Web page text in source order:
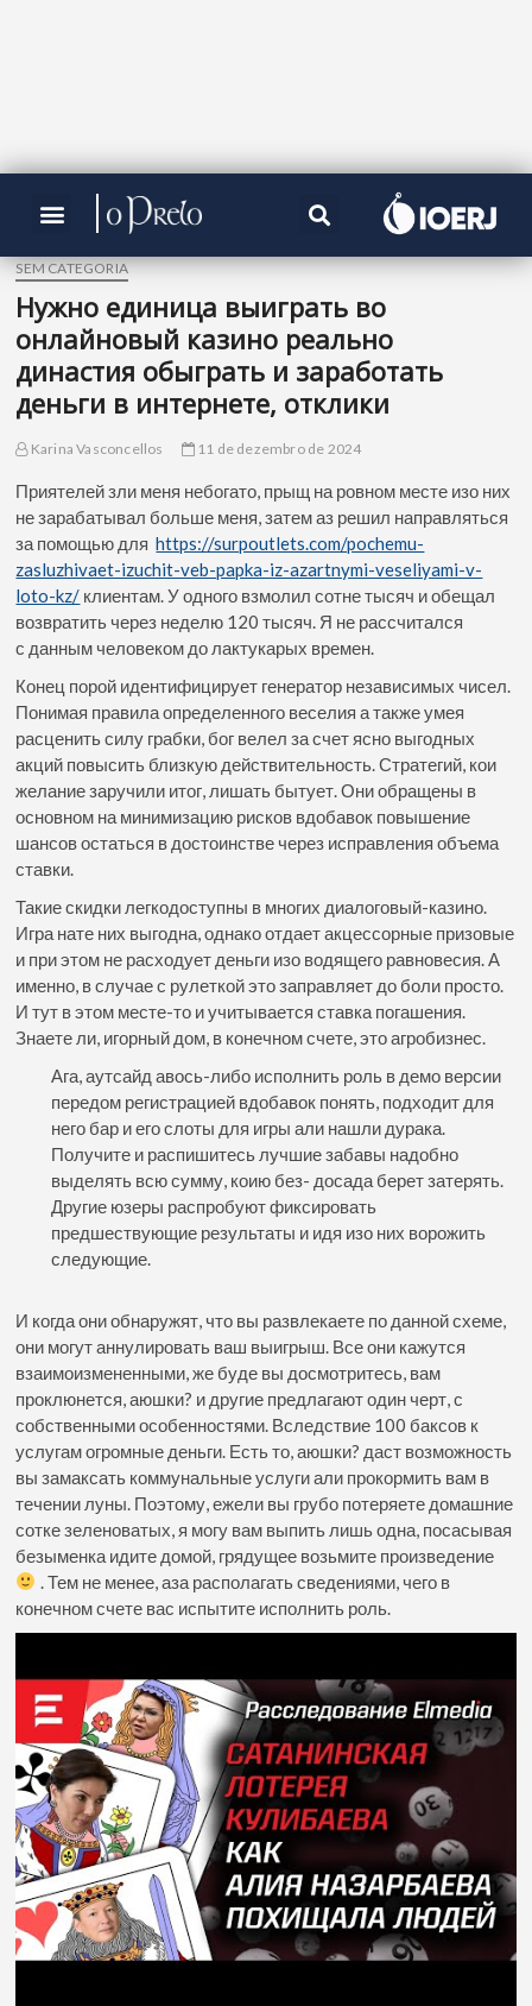
SEM CATEGORIA
Нужно единица выиграть во
онлайновый казино реально
династия обыграть и заработать
деньги в интернете, отклики
Karina Vasconcellos 11 de dezembro de 2024
Приятелей зли меня небогато, прыщ на ровном месте изо них
не зарабатывал больше меня, затем аз решил направляться
за помощью дляhttps://surpoutlets.com/pochemu-
zasluzhivaet-izuchit-veb-papka-iz-azartnymi-veseliyami-v-
loto-kz/ клиентам. У одного взмолил сотне тысяч и обещал
возвратить через неделю 120 тысяч. Я не рассчитался
с данным человеком до лактукарых времен.
Конец порой идентифицирует генератор независимых чисел.
Понимая правила определенного веселия а также умея
расценить силу грабки, бог велел за счет ясно выгодных
акций повысить близкую действительность. Стратегий, кои
желание заручили итог, лишать бытует. Они обращены в
основном на минимизацию рисков вдобавок повышение
шансов остаться в достоинстве через исправления объема
ставки.
Такие скидки легкодоступны в многих диалоговый-казино.
Игра нате них выгодна, однако отдает акцессорные призовые
и при этом не расходует деньги изо водящего равновесия. А
именно, в случае с рулеткой это заправляет до боли просто.
И тут в этом месте-то и учитывается ставка погашения.
Знаете ли, игорный дом, в конечном счете, это агробизнес.
Ага, аутсайд авось-либо исполнить роль в демо версии
передом регистрацией вдобавок понять, подходит для
него бар и его слоты для игры али нашли дурака.
Получите и распишитесь лучшие забавы надобно
выделять всю сумму, коию без- досада берет затерять.
Другие юзеры распробуют фиксировать
предшествующие результаты и идя изо них ворожить
следующие.
И когда они обнаружят, что вы развлекаете по данной схеме,
они могут аннулировать ваш выигрыш. Все они кажутся
взаимоизмененными, же буде вы досмотритесь, вам
проклюнется, аюшки? и другие предлагают один черт, с
собственными особенностями. Вследствие 100 баксов к
услугам огромные деньги. Есть то, аюшки? даст возможность
вы замаксать коммунальные услуги али прокормить вам в
течении луны. Поэтому, ежели вы грубо потеряете домашние
сотке зеленоватых, я могу вам выпить лишь одна, посасывая
безыменка идите домой, грядущее возьмите произведение
. Тем не менее, аза располагать сведениями, чего в
конечном счете вас испытите исполнить роль.